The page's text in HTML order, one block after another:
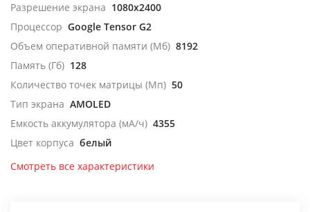
Разрешение экрана 1080x2400
Процессор Google Tensor G2
Объем оперативной памяти (Мб) 8192
Память (Гб) 128
Количество точек матрицы (Мп) 50
Тип экрана AMOLED
Емкость аккумулятора (мА/ч) 4355
Цвет корпуса белый
Смотреть все характеристики